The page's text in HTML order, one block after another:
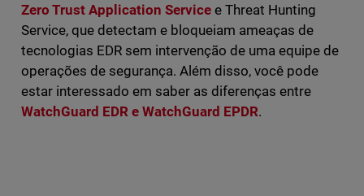
Zero Trust Application Servicee Threat Hunting
Service, que detectam e bloqueiam ameaças de
tecnologias EDR sem intervenção de uma equipe de
operações de segurança. Além disso, você pode
estar interessado em saber as diferenças entre
WatchGuard EDR e WatchGuard EPDR.